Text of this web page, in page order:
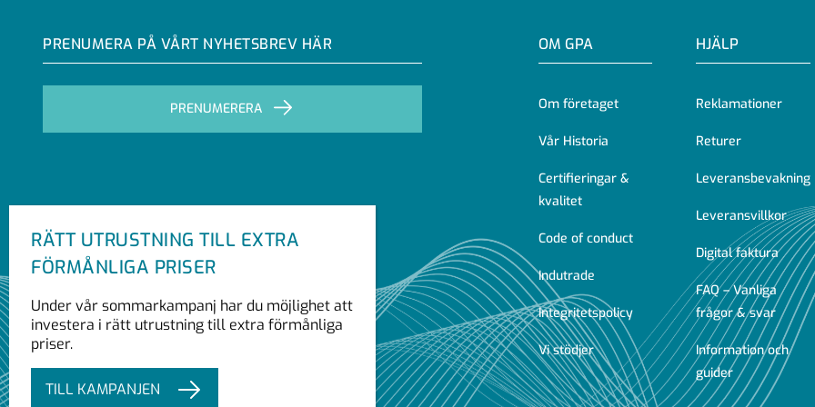
PRENUMERA PÅ VÅRT NYHETSBREV HÄR
PRENUMERERA
OM GPA
Om företaget
Vår Historia
Certifieringar &
kvalitet
Code of conduct
Indutrade
Integritetspolicy
Vi stödjer
HJÄLP
Reklamationer
Returer
Leveransbevakning
Leveransvillkor
Digital faktura
FAQ – Vanliga
frågor & svar
Information och
guider
RÄTT UTRUSTNING TILL EXTRA
FÖRMÅNLIGA PRISER
Under vår sommarkampanj har du möjlighet att
investera i rätt utrustning till extra förmånliga
priser.
TILL KAMPANJEN